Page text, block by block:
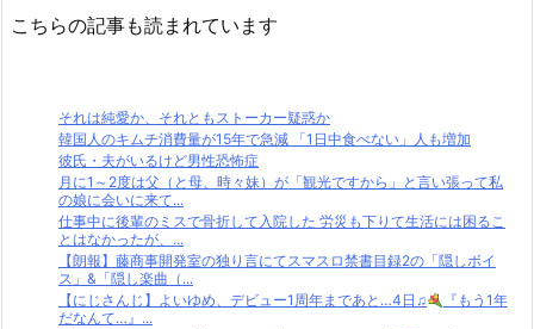
こちらの記事も読まれています
それは純愛か、それともストーカー疑惑か
韓国人のキムチ消費量が15年で急減 「1日中食べない」人も増加
彼氏・夫がいるけど男性恐怖症
月に1～2度は父（と母、時々妹）が「観光ですから」と言い張って私
の娘に会いに来て...
仕事中に後輩のミスで骨折して入院した 労災も下りて生活には困るこ
とはなかったが、...
【朗報】藤商事開発室の独り言にてスマスロ禁書目録2の「隠しボイ
ス」&「隠し楽曲（...
【にじさんじ】よいゆめ、デビュー1周年まであと…4日♫
『もう1年
だなんて…』...